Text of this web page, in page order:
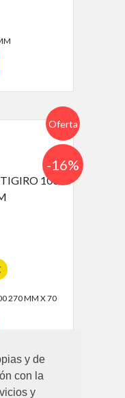
y de
con la
y
Oferta
-16%
270 MM X 70